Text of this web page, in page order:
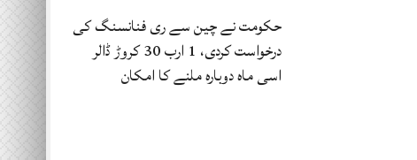
حکومت نے چین سے ری فنانسنگ کی
درخواست کردی، 1 ارب 30 کروڑ ڈالر
اسی ماہ دوبارہ ملنے کا امکان